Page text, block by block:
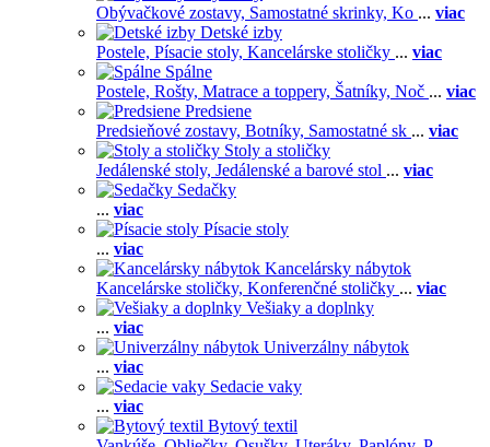
Obývačkové zostavy, Samostatné skrinky, Ko ... viac
Detské izby
Postele, Písacie stoly, Kancelárske stoličky ... viac
Spálne
Postele, Rošty, Matrace a toppery, Šatníky, Noč ... viac
Predsiene
Predsieňové zostavy, Botníky, Samostatné sk ... viac
Stoly a stoličky
Jedálenské stoly, Jedálenské a barové stol ... viac
Sedačky
... viac
Písacie stoly
... viac
Kancelársky nábytok
Kancelárske stoličky, Konferenčné stoličky ... viac
Vešiaky a doplnky
... viac
Univerzálny nábytok
... viac
Sedacie vaky
... viac
Bytový textil